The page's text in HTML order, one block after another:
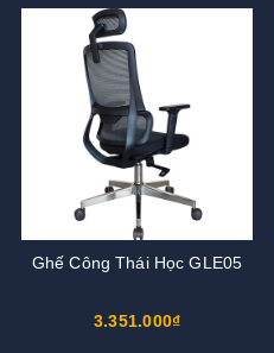
Ghế Công Thái Học GLE05
3.351.000₫